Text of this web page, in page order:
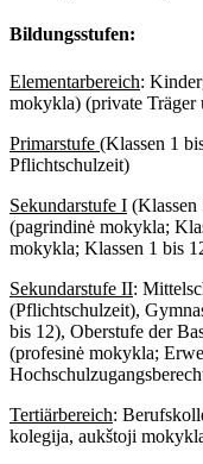
Bildungsstufen:
Elementarbereich:
mokykla) (private Träger
Primarstufe (Klassen 1
Pflichtschulzeit)
Sekundarstufe I (Klassen
(pagrindinė mokykla;
mokykla; Klassen 1 bis
Sekundarstufe II:
(Pflichtschulzeit),
bis 12), Oberstufe der
(profesinė mokykla;
Tertiärbereich:
kolegija, aukštoji